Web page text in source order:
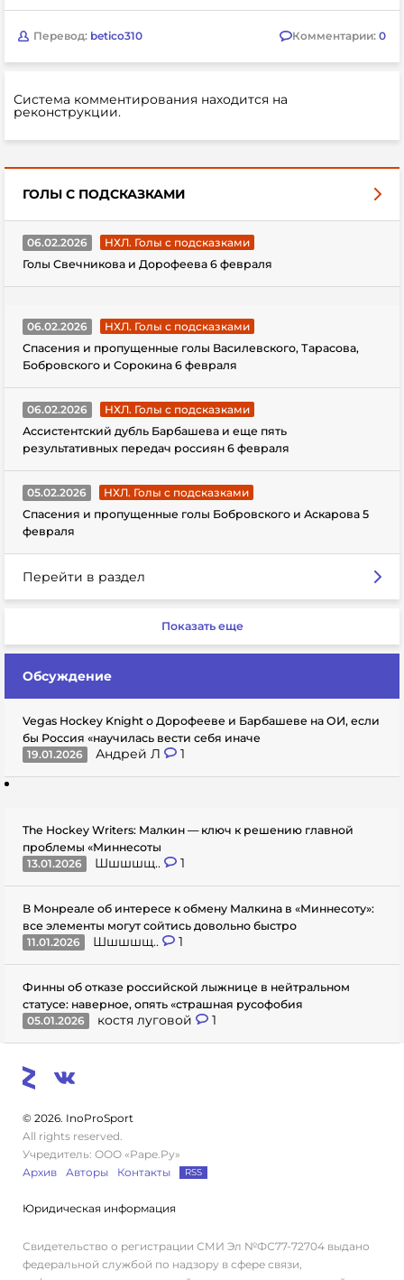
Перевод: betico310 Комментарии: 0
Система комментирования находится на
реконструкции.
ГОЛЫ С ПОДСКАЗКАМИ
06.02.2026
НХЛ. Голы с подсказками
Голы Свечникова и Дорофеева 6 февраля
06.02.2026
НХЛ. Голы с подсказками
Спасения и пропущенные голы Василевского, Тарасова,
Бобровского и Сорокина 6 февраля
06.02.2026
НХЛ. Голы с подсказками
Ассистентский дубль Барбашева и еще пять
результативных передач россиян 6 февраля
05.02.2026
НХЛ. Голы с подсказками
Спасения и пропущенные голы Бобровского и Аскарова 5
февраля
Перейти в раздел
Показать еще
Обсуждение
Vegas Hockey Knight о Дорофееве и Барбашеве на ОИ, если
бы Россия «научилась вести себя иначе
19.01.2026
Андрей Л 1
The Hockey Writers: Малкин — ключ к решению главной
проблемы «Миннесоты
13.01.2026
Шшшшщ.. 1
В Монреале об интересе к обмену Малкина в «Миннесоту»:
все элементы могут сойтись довольно быстро
11.01.2026
Шшшшщ.. 1
Финны об отказе российской лыжнице в нейтральном
статусе: наверное, опять «страшная русофобия
05.01.2026
костя луговой 1
© 2026. InoProSport
All rights reserved.
Учредитель: ООО «Раре.Ру»
Архив
Авторы Контакты RSS
Юридическая информация
Свидетельство о регистрации СМИ Эл №ФС77-72704 выдано
федеральной службой по надзору в сфере связи,